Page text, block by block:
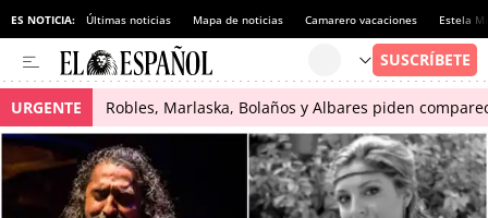
ES NOTICIA: Últimas noticias Mapa de noticias Camarero vacaciones Estela
URGENTE Robles, Marlaska, Bolaños y Albares piden